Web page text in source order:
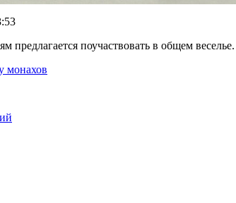
предлагается поучаствовать в общем
монахов